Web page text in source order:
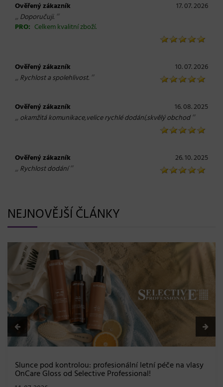
Ověřený zákazník 17. 07. 2026
„ Doporučuji. “
PRO: Celkem kvalitní zboží.
Ověřený zákazník 10. 07. 2026
„ Rychlost a spolehlivost. “
Ověřený zákazník 16. 08. 2025
„ okamžitá komunikace,velice rychlé dodání,skvělý obchod“
Ověřený zákazník 26. 10. 2025
„ Rychlost dodání“
NEJNOVĚJŠÍ ČLÁNKY
BLONDME přichází s novou érou blond: lesk, glow efekt
a maximální péče bez kompromisů
08. 06. 2026